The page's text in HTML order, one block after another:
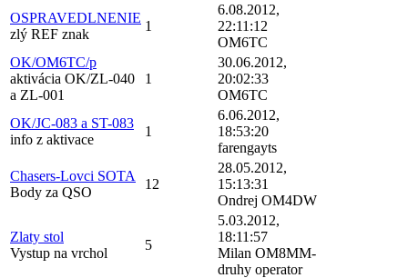
OSPRAVEDLNENIE
zlý REF znak
1
6.08.2012,
22:11:12
OM6TC
OK/OM6TC/p
aktivácia OK/ZL-040
a ZL-001
1
30.06.2012,
20:02:33
OM6TC
OK/JC-083 a ST-083
info z aktivace
1
6.06.2012,
18:53:20
farengayts
Chasers-Lovci SOTA
Body za QSO
12
28.05.2012,
15:13:31
Ondrej OM4DW
Zlaty stol
Vystup na vrchol
5
5.03.2012,
18:11:57
Milan OM8MM-
druhy operator